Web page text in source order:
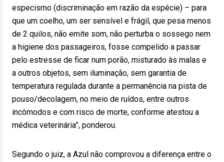
especismo (discriminação em razão da espécie) – para
que um coelho, um ser sensível e frágil, que pesa menos
de 2 quilos, não emite som, não perturba o sossego nem
a higiene dos passageiros, fosse compelido a passar
pelo estresse de ficar num porão, misturado às malas e
a outros objetos, sem iluminação, sem garantia de
temperatura regulada durante a permanência na pista de
pouso/decolagem, no meio de ruídos, entre outros
incômodos e com risco de morte, conforme atestou a
médica veterinária”, ponderou.
Segundo o juiz, a Azul não comprovou a diferença entre o